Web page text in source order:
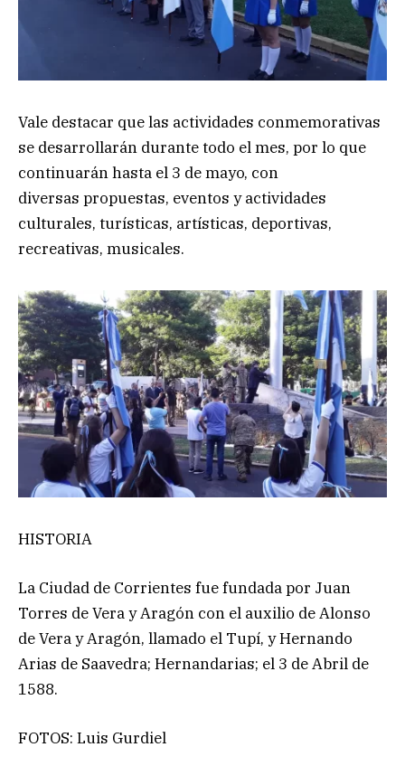
Vale destacar que las actividades conmemorativas
se desarrollarán durante todo el mes, por lo que
continuarán hasta el 3 de mayo, con
diversas propuestas, eventos y actividades
culturales, turísticas, artísticas, deportivas,
recreativas, musicales.
HISTORIA
La Ciudad de Corrientes fue fundada por Juan
Torres de Vera y Aragón con el auxilio de Alonso
de Vera y Aragón, llamado el Tupí, y Hernando
Arias de Saavedra; Hernandarias; el 3 de Abril de
1588.
FOTOS: Luis Gurdiel